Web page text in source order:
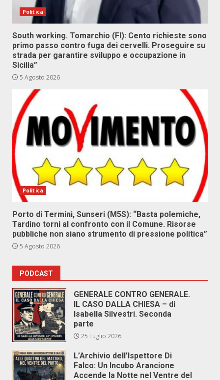
Politica
South working. Tomarchio (FI): Cento richieste sono
primo passo contro fuga dei cervelli. Proseguire su
strada per garantire sviluppo e occupazione in
Sicilia”
5 Agosto 2026
Politica
Porto di Termini, Sunseri (M5S): “Basta polemiche,
Tardino torni al confronto con il Comune. Risorse
pubbliche non siano strumento di pressione politica”
5 Agosto 2026
PODCAST
GENERALE CONTRO GENERALE.
IL CASO DALLA CHIESA – di
Isabella Silvestri. Seconda
parte
25 Luglio 2026
L’Archivio dell’Ispettore Di
Falco: Un Incubo Arancione
Accende la Notte nel Ventre del